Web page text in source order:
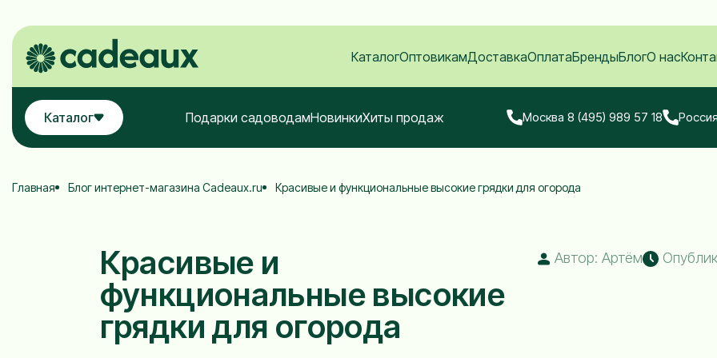
КаталогОптовикамДоставкаОплатаБрендыБлогО нас
Каталог Подарки садоводамНовинкиХиты продаж Москва 8 (495) 989 57 18
Главная Блог интернет-магазина Cadeaux.ru Красивые и функциональные высокие грядки для огорода
Красивые и
функциональные высокие
грядки для огорода
Автор: Артём